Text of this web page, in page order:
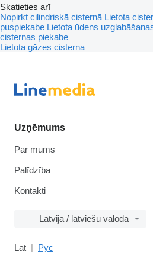
Skatieties arī
Nopirkt cilindriskā cisternā Lietota
puspiekabe Lietota ūdens
cisternas piekabe
Lietota gāzes cisterna
Uzņēmums
Par mums
Palīdzība
Kontakti
Latvija / latviešu valoda
Lat Рус